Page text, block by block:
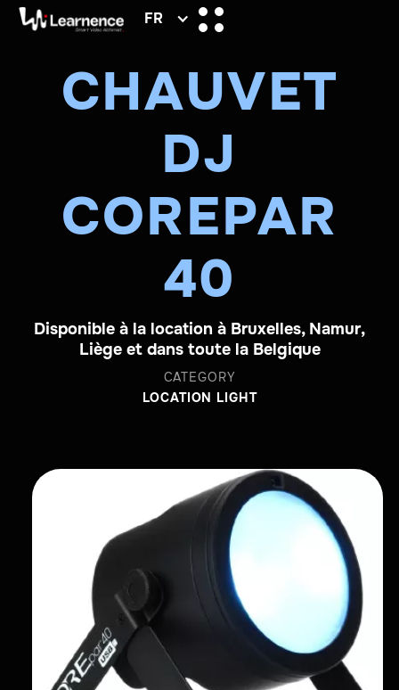
FR
CHAUVET
DJ
COREPAR
40
Disponible à la location à Bruxelles, Namur,
Liège et dans toute la Belgique
CATEGORY
LOCATION LIGHT